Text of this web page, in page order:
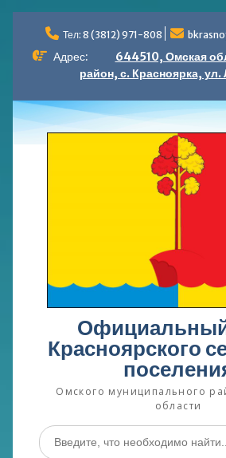
содержимому
Тел: 8 (3812) 971-808
Адрес:
644510, Омская
район, с. Красноярка, ул.
Красноярского
Омского муниципального
области
Поиск
по: